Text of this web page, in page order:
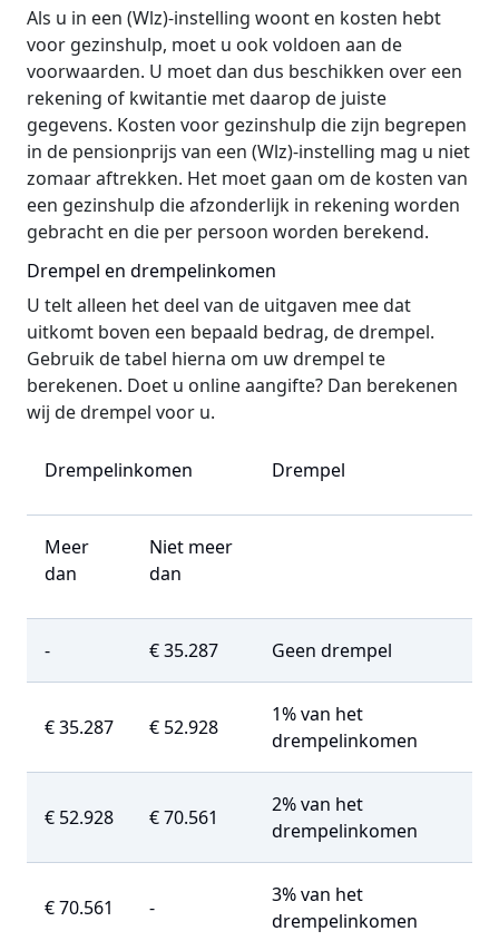
Als u in een (Wlz)-instelling woont en kosten hebt
voor gezinshulp, moet u ook voldoen aan de
voorwaarden. U moet dan dus beschikken over een
rekening of kwitantie met daarop de juiste
gegevens. Kosten voor gezinshulp die zijn begrepen
in de pensionprijs van een (Wlz)-instelling mag u niet
zomaar aftrekken. Het moet gaan om de kosten van
een gezinshulp die afzonderlijk in rekening worden
gebracht en die per persoon worden berekend.
Drempel en drempelinkomen
U telt alleen het deel van de uitgaven mee dat
uitkomt boven een bepaald bedrag, de drempel.
Gebruik de tabel hierna om uw drempel te
berekenen. Doet u online aangifte? Dan berekenen
wij de drempel voor u.
Drempelinkomen Drempel
Meer
dan
Niet meer
dan
- € 35.287 Geen drempel
€ 35.287 € 52.928
1% van het
drempelinkomen
€ 52.928 € 70.561
2% van het
drempelinkomen
€ 70.561 -
3% van het
drempelinkomen